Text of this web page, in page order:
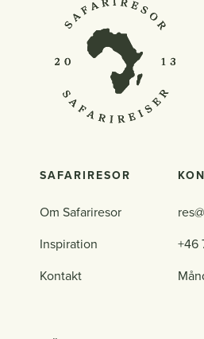
SAFARIRESOR
Om Safariresor
Inspiration
Kontakt
+46